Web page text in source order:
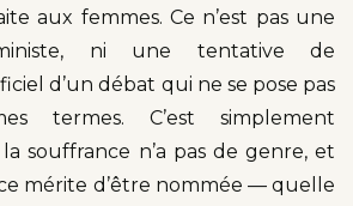
aux femmes. Ce n’est pas une
ni une tentative de
d’un débat qui ne se pose pas
termes. C’est simplement
souffrance n’a pas de genre, et
mérite d’être nommée — quelle